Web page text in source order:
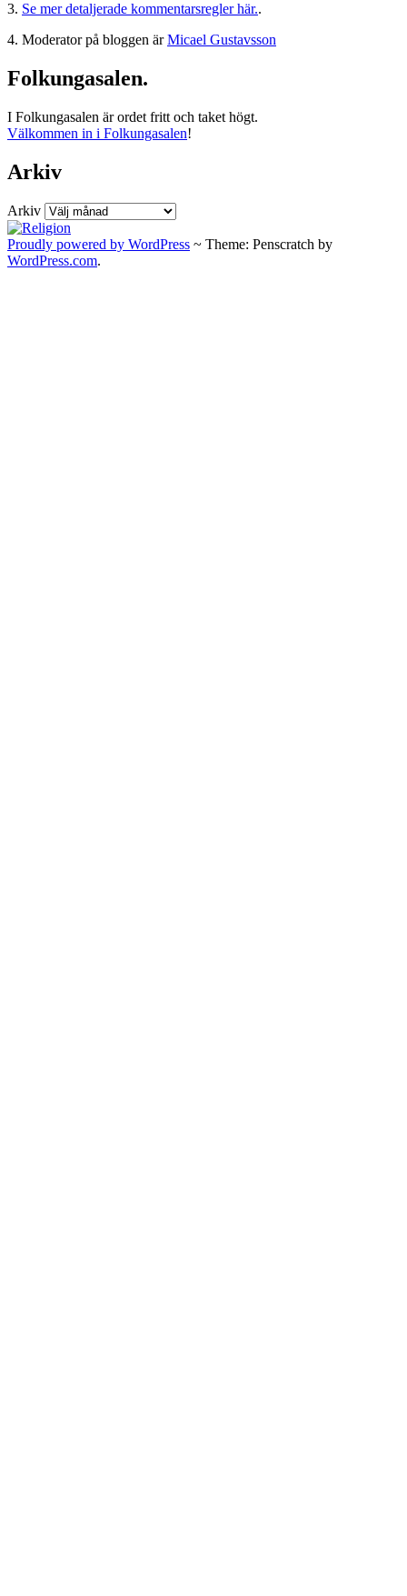
3. Se mer detaljerade kommentarsregler här..
4. Moderator på bloggen ärMicael Gustavsson
Folkungasalen.
I Folkungasalen är ordet fritt och taket högt.
Välkommen in i Folkungasalen!
Arkiv
Arkiv
Proudly powered by WordPress ~ Theme: Penscratch by
WordPress.com.